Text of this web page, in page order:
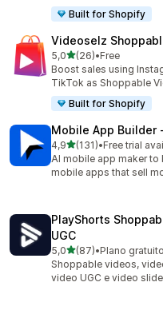
Built for Shopify
Videoselz
5,0de 5 estrelas
(26)
26 total de avaliações
•Free
Boost sales using
TikTok as Shoppable
Built for Shopify
Mobile App Builder
4,9de 5 estrelas
(131)
131 total de avaliações
•Free trial
AI mobile app maker to
mobile apps that sell
PlayShorts
UGC
5,0de 5 estrelas
(87)
87 total de avaliações
•Plano
Shoppable videos,
video UGC e video